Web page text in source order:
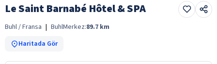
Le Saint Barnabé Hôtel & SPA
Buhl / Fransa | BuhlMerkez:89.7 km
Haritada Gör